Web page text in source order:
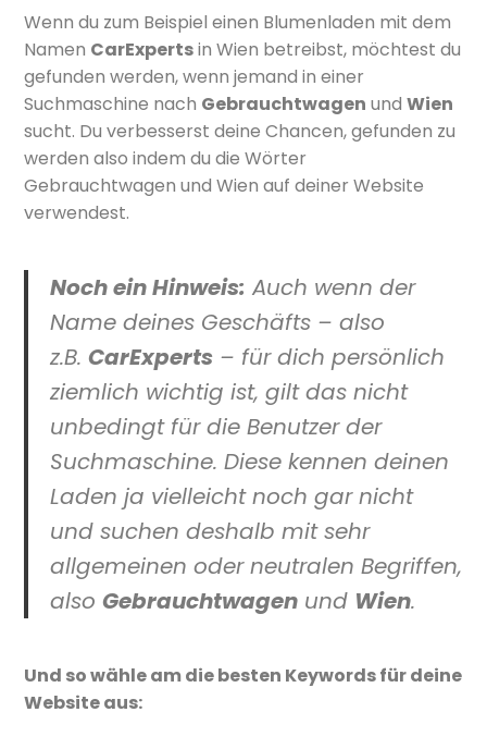
Wenn du zum Beispiel einen Blumenladen mit dem
Namen CarExpertsin Wien betreibst, möchtest du
gefunden werden, wenn jemand in einer
Suchmaschine nach Gebrauchtwagen undWien
sucht. Du verbesserst deine Chancen, gefunden zu
werden also indem du die Wörter
Gebrauchtwagen und Wien auf deiner Website
verwendest.
Noch ein Hinweis: Auch wenn der
Name deines Geschäfts – also
z.B.CarExperts – für dich persönlich
ziemlich wichtig ist, gilt das nicht
unbedingt für die Benutzer der
Suchmaschine. Diese kennen deinen
Laden ja vielleicht noch gar nicht
und suchen deshalb mit sehr
allgemeinen oder neutralen Begriffen,
alsoGebrauchtwagen und Wien.
Und so wähle am die besten Keywords für deine
Website aus: